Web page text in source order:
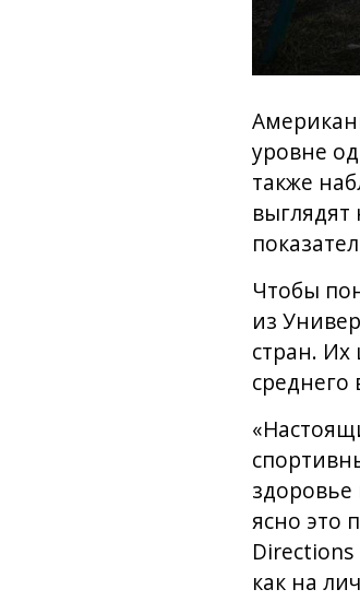
уровне
также
Чтобы
из
стран.
среднего
ясно это
как на